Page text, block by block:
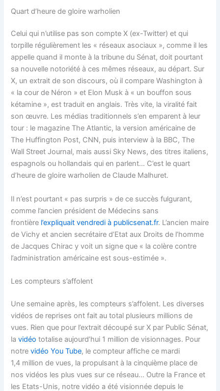
Quart d’heure de gloire warholien
Celui qui n’utilise pas son compte X (ex-Twitter) et qui
torpille régulièrement les « réseaux asociaux », comme il les
appelle quand il monte à la tribune du Sénat, doit pourtant
sa nouvelle notoriété à ces mêmes réseaux, au départ. Sur
X, un extrait de son discours, où il compare Washington à
« la cour de Néron » et Elon Musk à « un bouffon sous
kétamine », est traduit en anglais. Très vite, la viralité fait
son œuvre. Les médias traditionnels s’en emparent à leur
tour : le magazine The Atlantic, la version américaine de
The Huffington Post, CNN, puis interview à la BBC, The
Wall Street Journal, mais aussi Sky News, des titres italiens,
espagnols ou hollandais qui en parlent… C’est le quart
d’heure de gloire warholien de Claude Malhuret.
Il n’est pourtant « pas surpris » de ce succès fulgurant,
comme l’ancien président de Médecins sans
frontière l’expliquait vendredi à publicsenat.fr. L’ancien maire
de Vichy et ancien secrétaire d’Etat aux Droits de l’homme
de Jacques Chirac y voit un signe que « la colère contre
l’administration américaine est sous-estimée ».
Les compteurs s’affolent
Une semaine après, les compteurs s’affolent. Les diverses
vidéos de reprises ont fait au total plusieurs millions de
vues. Rien que pour l’extrait découpé sur X par Public Sénat,
lavidéo totalise aujourd’hui 1 million de visionnages. Pour
notrevidéo You Tube, le compteur affiche ce mardi
1,4 million de vues, la propulsant à la cinquième place de
nos vidéos les plus vues sur ce réseau… Outre la France et
les Etats-Unis, notre vidéo a été visionnée depuis le